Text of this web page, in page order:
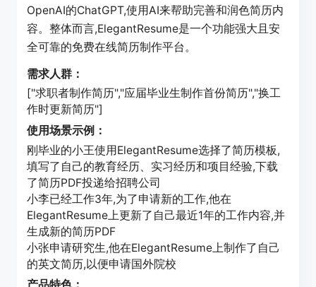
OpenAI的ChatGPT,使用AI来帮助完善和润色简历内
容。整体而言,ElegantResume是一个功能强大且安
全可靠的免费在线简历制作平台。
需求人群：
["求职者制作简历","应届毕业生制作首份简历","换工
作时更新简历"]
使用场景示例：
刚毕业的小王使用ElegantResume选择了简历模板,
填写了自己的教育经历、实习经历和项目经验,下载
了简历PDF投递给招聘公司
小李已经工作3年,为了申请新的工作,他在
ElegantResume上更新了自己最近1年的工作内容,并
生成新的简历PDF
小张申请研究生,他在ElegantResume上制作了自己
的英文简历,以便申请国外院校